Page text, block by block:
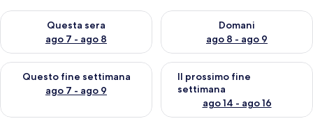
Questa sera
ago 7 - ago 8
Verifica la disponibilità per questa sera, ago 7 - ago 8
Domani
ago 8 - ago 9
Verifica la disponibilità per
Questo fine settimana
ago 7 - ago 9
Verifica la disponibilità per questo fine settimana, ago 7 - ago
Il prossimo fine
settimana
ago 14 - ago 16
Verifica la disponibilità per il